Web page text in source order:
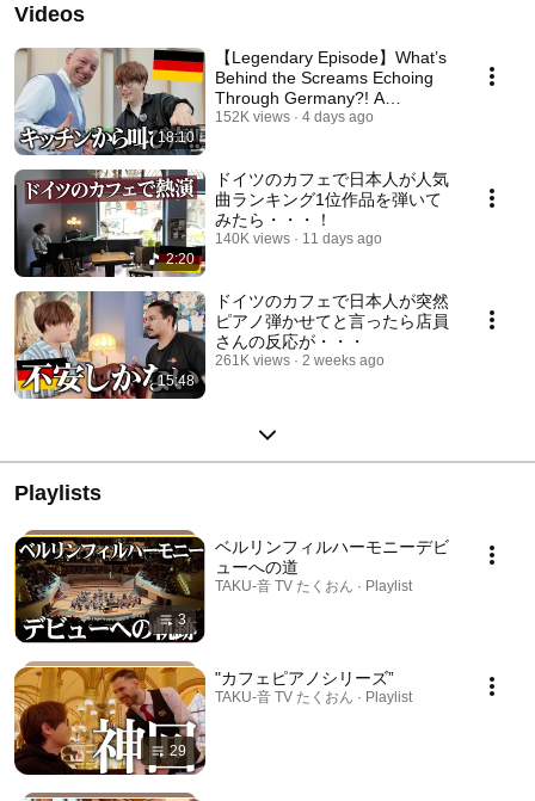
Videos
18:10
【Legendary Episode】What’s
Behind the Screams Echoing
Through Germany?! A
Japanese Musician Negoti...
152K views 4 days ago
2:20
ドイツのカフェで日本人が人気
曲ランキング1位作品を弾いて
みたら・・・！
140K views 11 days ago
15:48
ドイツのカフェで日本人が突然
ピアノ弾かせてと言ったら店員
さんの反応が・・・
261K views 2 weeks ago
Playlists
3
ベルリンフィルハーモニーデビ
ューへの道
TAKU-音 TV たくおん · Playlist
29
"カフェピアノシリーズ”
TAKU-音 TV たくおん · Playlist